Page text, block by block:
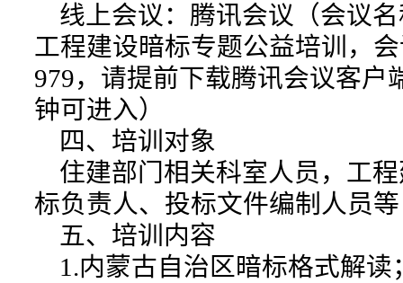
线上会议：腾讯会议（会议名
工程建设暗标专题公益培训，
979，请提前下载腾讯会议客户
钟可进入）
四、培训对象
住建部门相关科室人员，工
标负责人、投标文件编制人员等
五、培训内容
1.内蒙古自治区暗标格式解读